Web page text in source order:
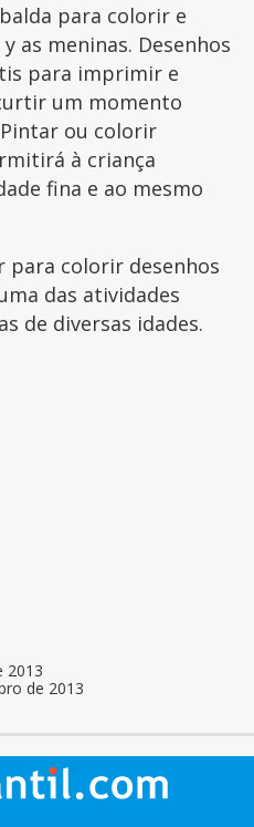
para colorir e
as meninas. Desenhos
para imprimir e
um momento
ou colorir
à criança
fina e ao mesmo
para colorir desenhos
das atividades
de diversas idades.
2013
de 2013